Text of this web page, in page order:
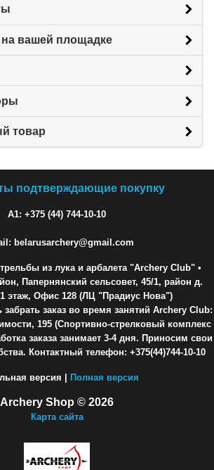
вашей площадке
товар
подтверждающие покупку
A1: +375 (44) 744-10-10
belarusarchery@gmail.com
из лука и арбалета "Archery Club" •
Папернянский сельсовет, 45/1, район д.
этаж, Офис 128 (ЛЦ "Прадиус Нова")
заказ во время занятий Archery Club:
195 (Спортивно-стрелковый комплекс
заказа занимает 3-4 дня. Приносим свои
Контактный телефон: +375(44)744-10-10
версия | Полная версия
Archery Shop © 2026
Карта сайта